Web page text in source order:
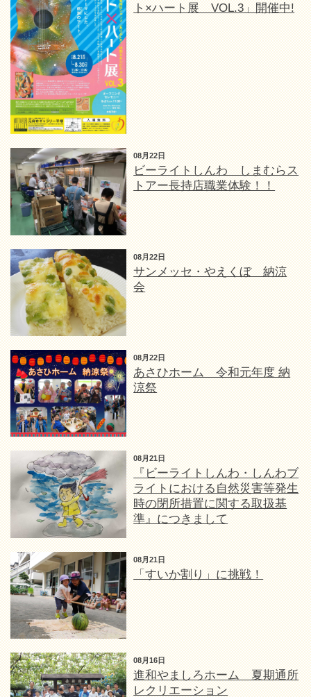
ト×ハート展 VOL.3」開催中!
08月22日
ビーライトしんわ しまむらス
トアー長持店職業体験！！
08月22日
サンメッセ・やえくぼ 納涼
会
08月22日
あさひホーム 令和元年度 納
涼祭
08月21日
『ビーライトしんわ・しんわブ
ライトにおける自然災害等発生
時の閉所措置に関する取扱基
準』につきまして
08月21日
「すいか割り」に挑戦！
08月16日
進和やましろホーム 夏期通所
レクリエーション